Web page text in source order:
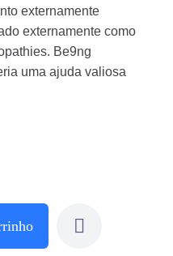
externamente
externamente como
Be9ng
uma ajuda valiosa